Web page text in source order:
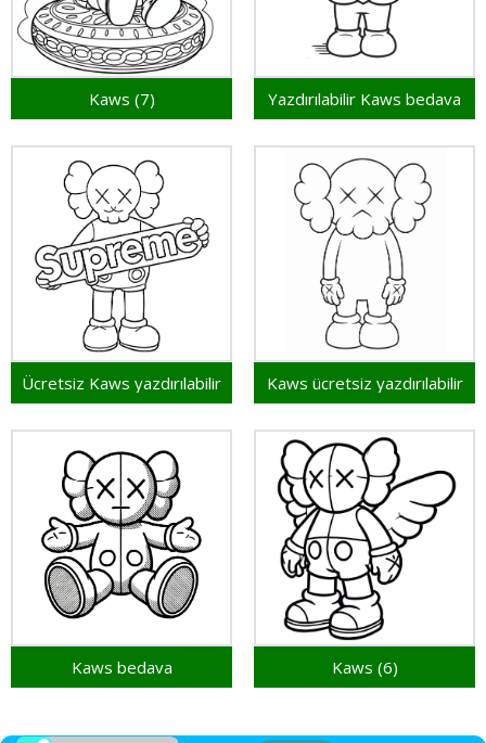
Kaws (7) Yazdırılabilir Kaws bedava
Ücretsiz Kaws yazdırılabilir Kaws ücretsiz yazdırılabilir
Kaws bedava Kaws (6)